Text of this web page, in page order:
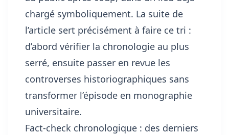
chargé symboliquement. La suite de
l’article sert précisément à faire ce tri :
d’abord vérifier la chronologie au plus
serré, ensuite passer en revue les
controverses historiographiques sans
transformer l’épisode en monographie
universitaire.
Fact-check chronologique : des derniers